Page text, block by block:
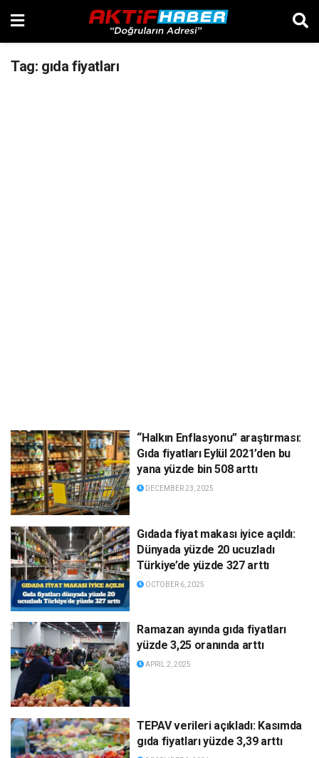
Tag: gıda fiyatları
“Halkın Enflasyonu” araştırması:
Gıda fiyatları Eylül 2021’den bu
yana yüzde bin 508 arttı
DECEMBER 23, 2025
Gıdada fiyat makası iyice açıldı:
Dünyada yüzde 20 ucuzladı
Türkiye’de yüzde 327 arttı
OCTOBER 6, 2025
Ramazan ayında gıda fiyatları
yüzde 3,25 oranında arttı
APRIL 2, 2025
TEPAV verileri açıkladı: Kasımda
gıda fiyatları yüzde 3,39 arttı